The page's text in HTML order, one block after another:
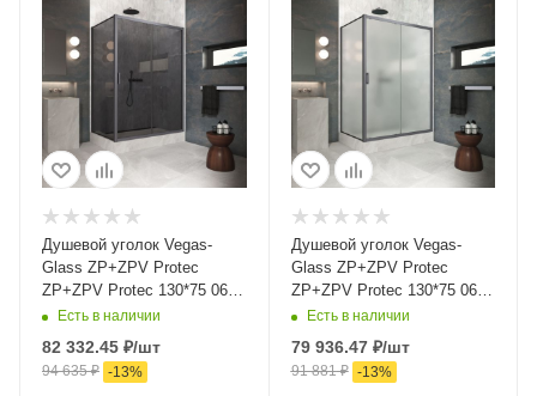
Душевой уголок Vegas-
Glass ZP+ZPV Protec
ZP+ZPV Protec 130*75 06
07 130х75 стекло
тонированное профиль
вороненая сталь без
поддона
Есть в наличии
82 332.45 ₽/шт
94 635₽ -13%
Душевой уголок Vegas-
Glass ZP+ZPV Protec
ZP+ZPV Protec 130*75 06
10 130х75 стекло матовое
профиль вороненая сталь
без поддона
Есть в наличии
79 936.47₽/шт
91 881₽ -13%